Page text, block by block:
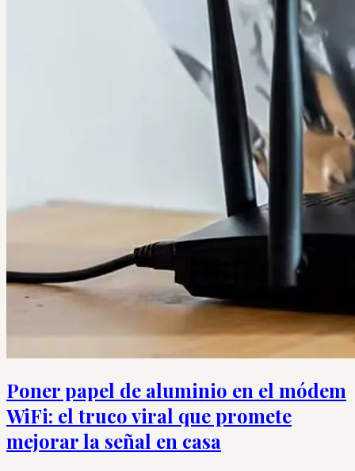
Poner papel de aluminio en el módem
WiFi: el truco viral que promete
mejorar la señal en casa